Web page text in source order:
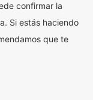
confirmar la
Si estás haciendo
que te